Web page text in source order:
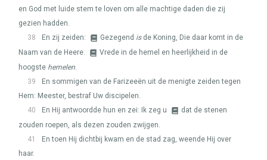
en God met luide stem te loven om alle machtige daden die zij
gezien hadden.
38
En zij zeiden: Gezegend isde Koning, Die daar komt in de
Naam van de Heere.
Vrede in de hemel en heerlijkheid in de
hoogste hemelen.
39
En sommigen van de Farizeeën uit de menigte zeiden tegen
Hem: Meester, bestraf Uw discipelen.
40
En Hij antwoordde hun en zei: Ik zeg u
dat de stenen
zouden roepen, als dezen zouden zwijgen.
41
En toen Hij dichtbij kwam en de stad zag, weende Hij over
haar.